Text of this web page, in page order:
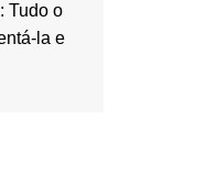
Tudo o
la e